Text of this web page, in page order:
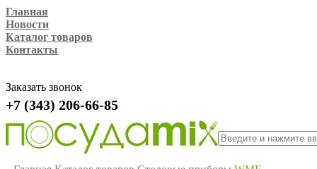
Главная
Новости
Каталог товаров
Контакты
Заказать звонок
+7 (343) 206-66-85